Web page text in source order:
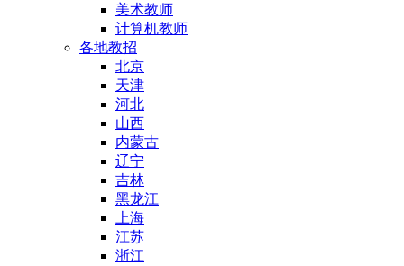
美术教师
计算机教师
各地教招
北京
天津
河北
山西
内蒙古
辽宁
吉林
黑龙江
上海
江苏
浙江